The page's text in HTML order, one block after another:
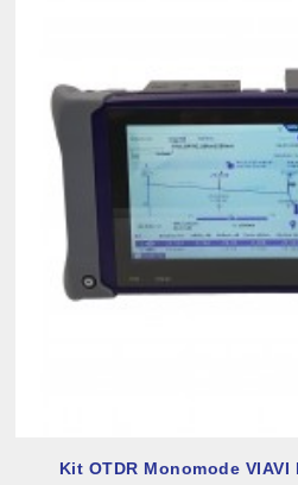
Kit OTDR Monomode VIAVI